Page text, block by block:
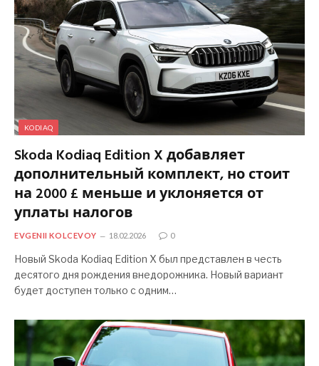
KODIAQ
Skoda Kodiaq Edition X добавляет
дополнительный комплект, но стоит
на 2000 £ меньше и уклоняется от
уплаты налогов
EVGENII KOLCEVOY 18.02.2026 0
Новый Skoda Kodiaq Edition X был представлен в честь
десятого дня рождения внедорожника. Новый вариант
будет доступен только с одним…